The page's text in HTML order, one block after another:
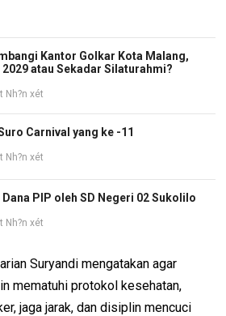
Kantor Golkar Kota Malang,
atau Sekadar Silaturahmi?
Nh?n xét
Carnival yang ke -11
Nh?n xét
PIP oleh SD Negeri 02 Sukolilo
Nh?n xét
Suryandi mengatakan agar
mematuhi protokol kesehatan,
jaga jarak, dan disiplin mencuci